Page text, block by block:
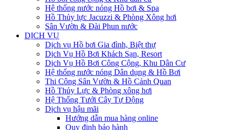
Hệ thống nước nóng Hồ bơi & Spa
Hồ Thủy lực Jacuzzi & Phòng Xông hơi
Sân Vườn & Đài Phun nước
DỊCH VỤ
Dịch vụ Hồ bơi Gia đình, Biệt thự
Dịch Vụ Hồ Bơi Khách Sạn, Resort
Dịch Vụ Hồ Bơi Công Cộng, Khu Dân Cư
Hệ thống nước nóng Dân dụng & Hồ Bơi
Thi Công Sân Vườn & Hồ Cảnh Quan
Hồ Thủy Lực & Phòng xông hơi
Hệ Thống Tưới Cây Tự Động
Dịch vụ hậu mãi
Hướng dẫn mua hàng online
Quy định bảo hành